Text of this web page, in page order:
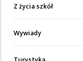
Z życia szkół
Wywiady